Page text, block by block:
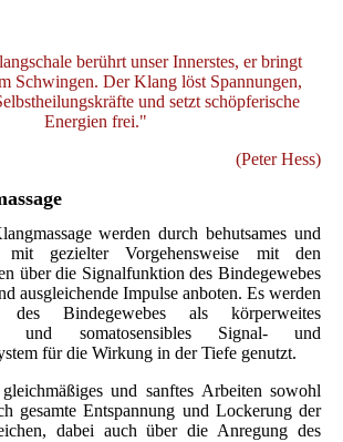
berührt unser Innerstes, er bringt
Schwingen. Der Klang löst Spannungen,
und setzt schöpferische
Energien frei."
(Peter Hess)
werden durch behutsames und
mit gezielter Vorgehensweise mit den
über die Signalfunktion des Bindegewebes
ausgleichende Impulse anboten. Es werden
Bindegewebes als körperweites
und somatosensibles Signal- und
für die Wirkung in der Tiefe genutzt.
und sanftes Arbeiten sowohl
gesamte Entspannung und Lockerung der
dabei auch über die Anregung des